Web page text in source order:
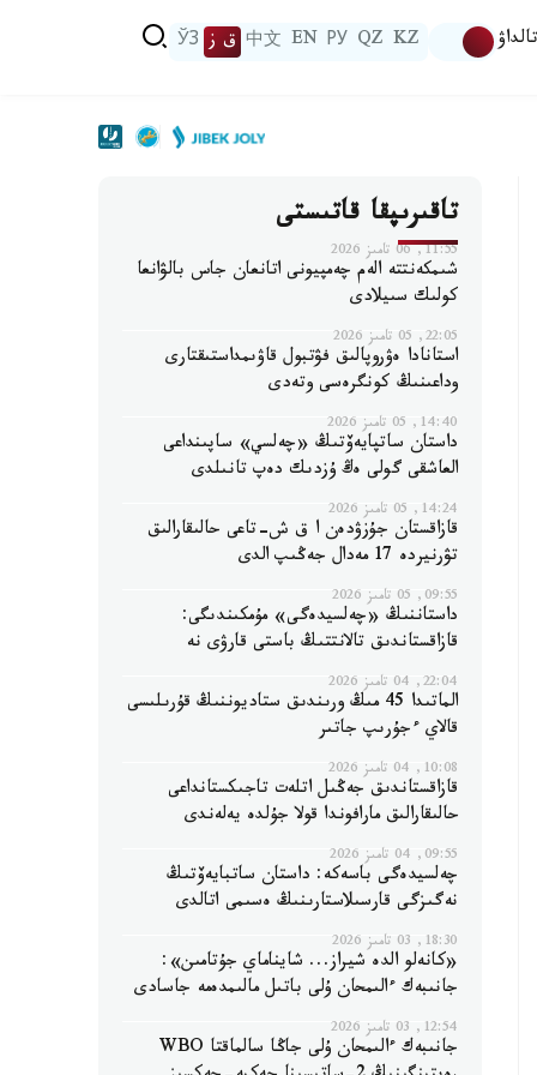
تالداۋ KZ
QZ
РУ
EN
中文 ق ز ЎЗ
تاقىرىپقا قاتىستى
11:55, 06 تامىز 2026
شىمكەنتتە الەم چەمپيونى اتانعان جاس بالۋانعا
كولىك سىيلادى
22:05, 05 تامىز 2026
استانادا ەۋروپالىق فۋتبول قاۋىمداستىقتارى
وداعىنىڭ كونگرەسى وتەدى
14:40, 05 تامىز 2026
داستان ساتپايەۆتىڭ «چەلسي» ساپىنداعى
العاشقى گولى ەڭ ۇزدىك دەپ تانىلدى
14:24, 05 تامىز 2026
قازاقستان جۇزۋدەن ا ق ش-تاعى حالىقارالىق
تۋرنيردە 17 مەدال جەڭىپ الدى
09:55, 05 تامىز 2026
داستاننىڭ «چەلسيدەگى» مۇمكىندىگى:
قازاقستاندىق تالانتتىڭ باستى قارۋى نە
22:04, 04 تامىز 2026
الماتىدا 45 مىڭ ورىندىق ستاديوننىڭ قۇرىلىسى
قالاي ءجۇرىپ جاتىر
10:08, 04 تامىز 2026
قازاقستاندىق جەڭىل اتلەت تاجىكستانداعى
حالىقارالىق مارافوندا قولا جۇلدە يەلەندى
09:55, 04 تامىز 2026
چەلسيدەگى باسەكە: داستان ساتبايەۆتىڭ
نەگىزگى قارسىلاستارىنىڭ ەسىمى اتالدى
18:30, 03 تامىز 2026
«كانەلو الدە شيراز... شايناماي جۇتامىن»:
جانىبەك ءالىمحان ۇلى باتىل مالىمدەمە جاسادى
12:54, 03 تامىز 2026
جانىبەك ءالىمحان ۇلى جاڭا سالماقتا WBO